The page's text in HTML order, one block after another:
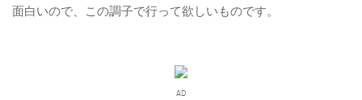
面白いので、この調子で行って欲しいものです。
AD